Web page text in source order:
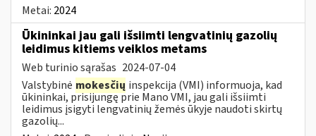
Metai: 2024
Ūkininkai jau gali išsiimti lengvatinių gazolių
leidimus kitiems veiklos metams
Web turinio sąrašas 2024-07-04
Valstybinė mokesčių inspekcija (VMI) informuoja, kad
ūkininkai, prisijungę prie Mano VMI, jau gali išsiimti
leidimus įsigyti lengvatinių žemės ūkyje naudoti skirtų
gazolių...